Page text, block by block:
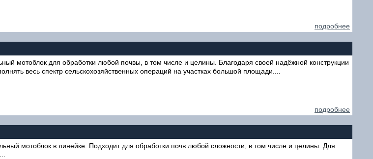
подробнее
мотоблок для обработки любой почвы, в том числе и целины. Благодаря своей надёжной конструкции
весь спектр сельскохозяйственных операций на участках большой площади....
подробнее
мотоблок в линейке. Подходит для обработки почв любой сложности, в том числе и целины. Для